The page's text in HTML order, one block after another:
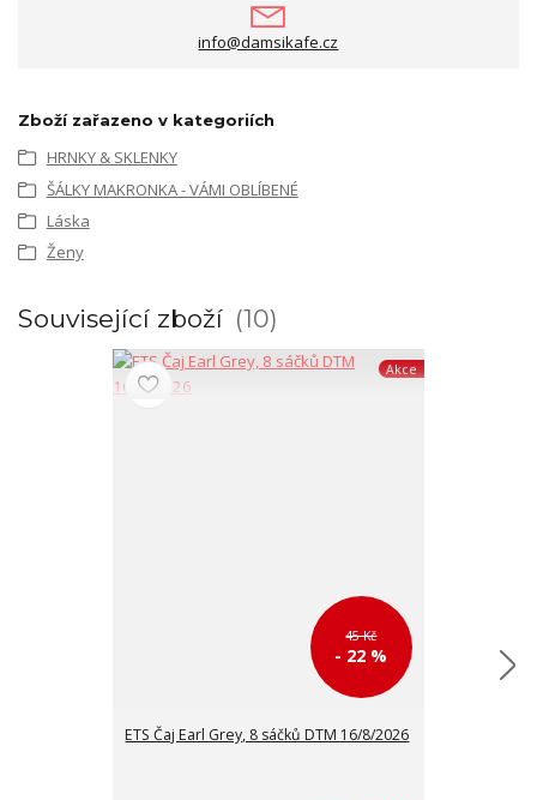
info@damsikafe.cz
Zboží zařazeno v kategoriích
HRNKY & SKLENKY
ŠÁLKY MAKRONKA - VÁMI OBLÍBENÉ
Láska
Ženy
Související zboží 10
Akce
45 Kč
- 22 %
ETS Čaj Earl Grey, 8 sáčků DTM 16/8/2026